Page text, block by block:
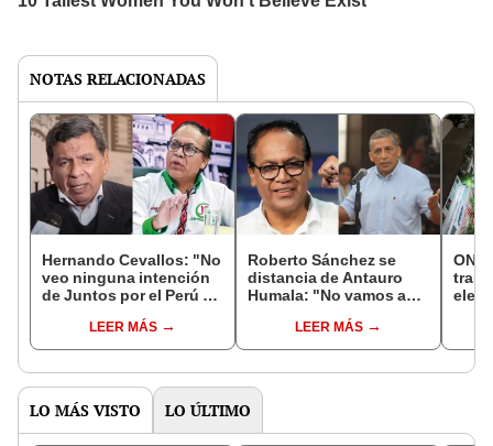
NOTAS RELACIONADAS
Hernando Cevallos: "No
veo ninguna intención
de Juntos por el Perú de
LEER MÁS
Roberto Sánchez se
distancia de Antauro
Humala: "No vamos a
LEER MÁS
junio
LO MÁS VISTO LO ÚLTIMO